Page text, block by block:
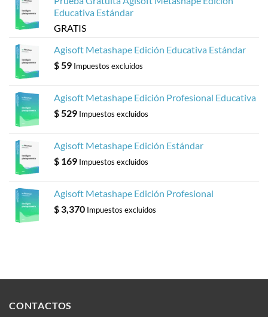
Educativa Estándar
GRATIS
Agisoft Metashape Edición Educativa Estándar
$ 59 Impuestos excluidos
Agisoft Metashape Edición Profesional Educativa
$ 529 Impuestos excluidos
Agisoft Metashape Edición Estándar
$ 169 Impuestos excluidos
Agisoft Metashape Edición Profesional
$ 3,370 Impuestos excluidos
CONTACTOS